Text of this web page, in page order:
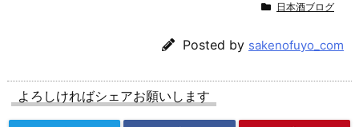
日本酒ブログ
Posted by sakenofuyo_com
よろしければシェアお願いします